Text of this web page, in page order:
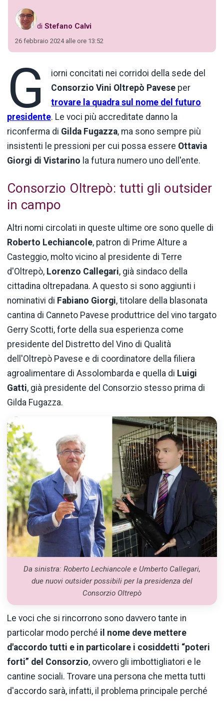
di Stefano Calvi
26 febbraio 2024 alle ore 13:52
G
iorni concitati nei corridoi della sede del
Consorzio Vini Oltrepò Pavese per
trovare la quadra sul nome del futuro
presidente. Le voci più accreditate danno la
riconferma di Gilda Fugazza, ma sono sempre più
insistenti le pressioni per cui possa essere Ottavia
Giorgi di Vistarino la futura numero uno dell'ente.
Consorzio Oltrepò: tutti gli outsider
in campo
Altri nomi circolati in queste ultime ore sono quelle di
Roberto Lechiancole, patron di Prime Alture a
Casteggio, molto vicino al presidente di Terre
d'Oltrepò, Lorenzo Callegari, già sindaco della
cittadina oltrepadana. A questo si sono aggiunti i
nominativi di Fabiano Giorgi, titolare della blasonata
cantina di Canneto Pavese produttrice del vino targato
Gerry Scotti, forte della sua esperienza come
presidente del Distretto del Vino di Qualità
dell'Oltrepò Pavese e di coordinatore della filiera
agroalimentare di Assolombarda e quella di Luigi
Gatti, già presidente del Consorzio stesso prima di
Gilda Fugazza.
Da sinistra: Roberto Lechiancole e Umberto Callegari,
due nuovi outsider possibili per la presidenza del
Consorzio Oltrepò
Le voci che si rincorrono sono davvero tante in
particolar modo perché il nome deve mettere
d'accordo tutti e in particolare i cosiddetti “poteri
forti” del Consorzio, ovvero gli imbottigliatori e le
cantine sociali. Trovare una persona che metta tutti
d'accordo sarà, infatti, il problema principale perché